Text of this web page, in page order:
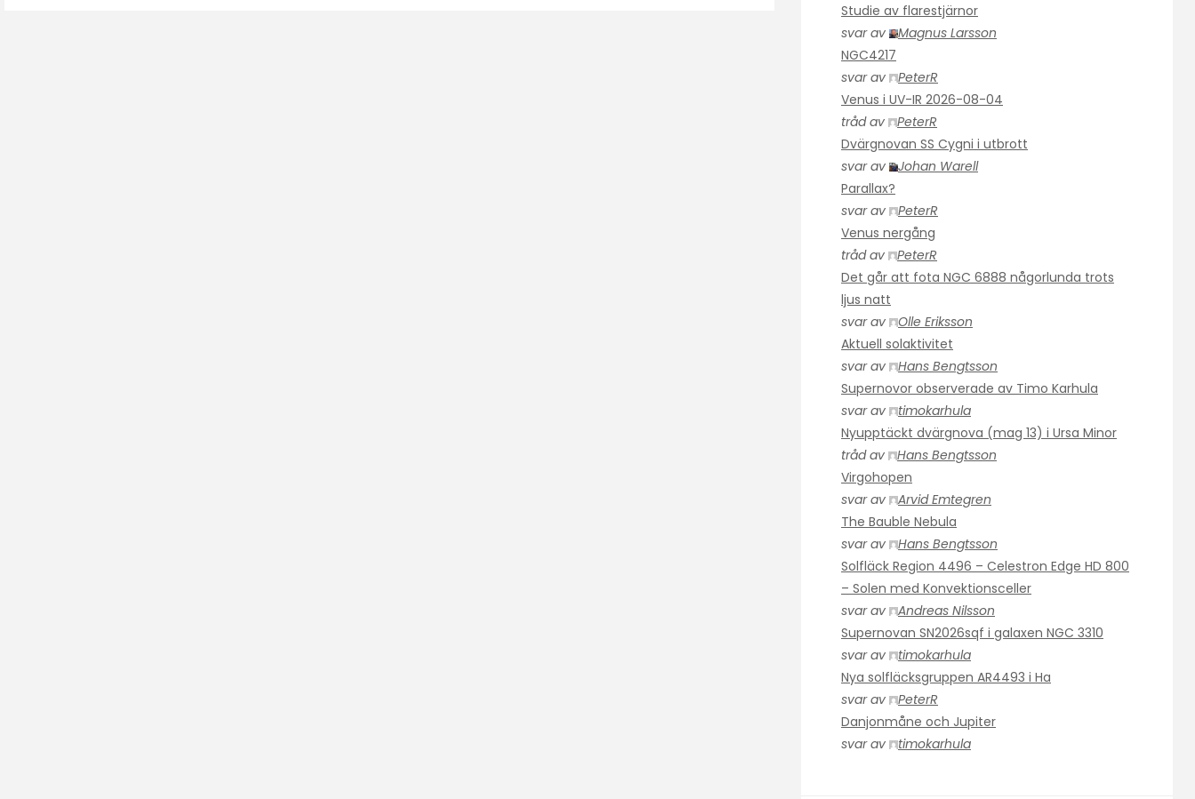
Studie av flarestjärnor
svar av
Magnus Larsson
NGC4217
svar av
PeterR
Venus i UV-IR 2026-08-04
tråd av
PeterR
Dvärgnovan SS Cygni i utbrott
svar av
Johan Warell
Parallax?
svar av
PeterR
Venus nergång
tråd av
PeterR
Det går att fota NGC 6888 någorlunda trots
ljus natt
svar av
Olle Eriksson
Aktuell solaktivitet
svar av
Hans Bengtsson
Supernovor observerade av Timo Karhula
svar av
timokarhula
Nyupptäckt dvärgnova (mag 13) i Ursa Minor
tråd av
Hans Bengtsson
Virgohopen
svar av
Arvid Emtegren
The Bauble Nebula
svar av
Hans Bengtsson
Solfläck Region 4496 – Celestron Edge HD 800
– Solen med Konvektionsceller
svar av
Andreas Nilsson
Supernovan SN2026sqf i galaxen NGC 3310
svar av
timokarhula
Nya solfläcksgruppen AR4493 i Ha
svar av
PeterR
Danjonmåne och Jupiter
svar av
timokarhula